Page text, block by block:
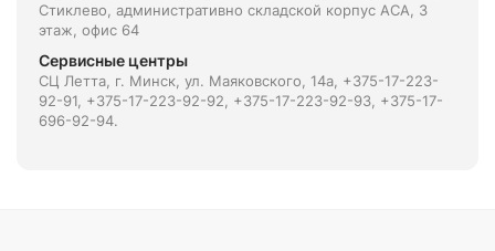
Стиклево, административно складской корпус АСА, 3
этаж, офис 64
Сервисные центры
СЦ Летта, г. Минск, ул. Маяковского, 14а, +375-17-223-
92-91, +375-17-223-92-92, +375-17-223-92-93, +375-17-
696-92-94.